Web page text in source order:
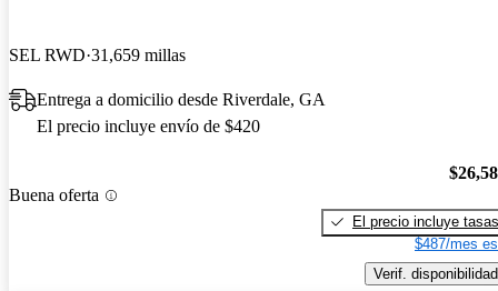
SEL RWD 31,659 millas
Entrega a domicilio desde Riverdale, GA
El precio incluye envío de $420
Buena oferta
El precio incluye tasas
$487/mes
Verif. disponibilidad